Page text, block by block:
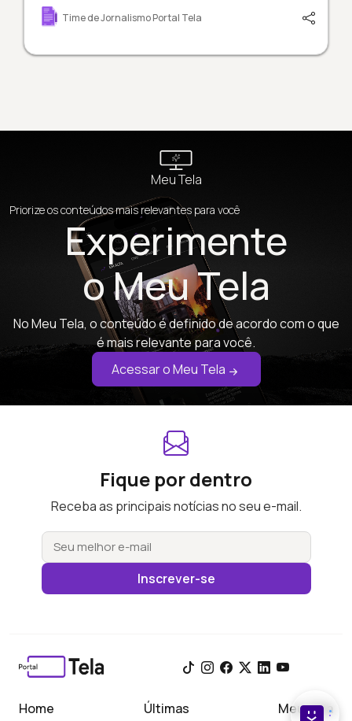
Time de Jornalismo Portal Tela
Meu Tela
Priorize os conteúdos mais relevantes para você
Experimente
o Meu Tela
No Meu Tela, o conteúdo é definido de acordo com o que
é mais relevante para você.
Acessar o Meu Tela
Fique por dentro
Receba as principais notícias no seu e-mail.
Inscrever-se
Home Últimas Meu Tela